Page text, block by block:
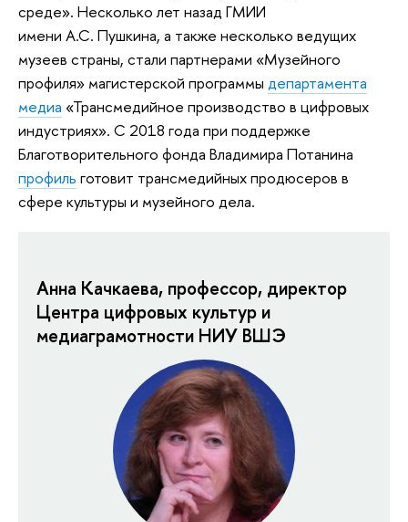
среде». Несколько лет назад ГМИИ
имени А.С. Пушкина, а также несколько ведущих
музеев страны, стали партнерами «Музейного
профиля» магистерской программы департамента
медиа «Трансмедийное производство в цифровых
индустриях». С 2018 года при поддержке
Благотворительного фонда Владимира Потанина
профиль готовит трансмедийных продюсеров в
сфере культуры и музейного дела.
Анна Качкаева, профессор, директор
Центра цифровых культур и
медиаграмотности НИУ ВШЭ